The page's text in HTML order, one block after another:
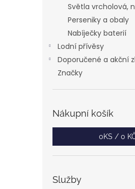
Světla vrcholová,
Perseniky a obaly
Nabíječky baterií
Lodní přívěsy
Doporučené a akční
Značky
Nákupní košík
0KS / 0
Služby